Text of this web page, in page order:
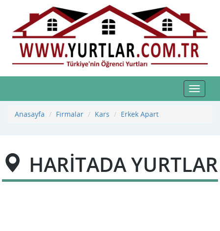
Toggle
Anasayfa
Firmalar Kars Erkek Apart
HARİTADA YURTLAR